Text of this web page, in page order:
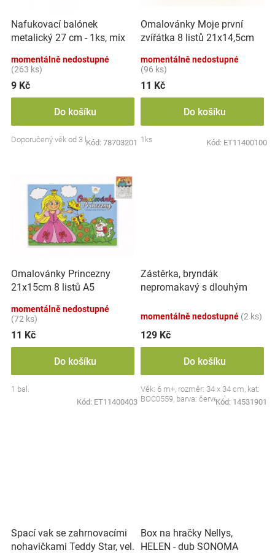
Hračkářství
ůo
d
u
k
ů
Nafukovací balónek
metalický 27 cm - 1ks, mix
momentálně nedostupné
(263 ks)
9 Kč
Do košíku
Doporučený věk od 3 letKód: 78703201
Omalovánky Moje první
zvířátka 8 listů 21x14,5cm
momentálně nedostupné
(96 ks)
11 Kč
Do košíku
1ks Kód: ET11400100
Omalovánky Princezny
21x15cm 8 listů A5
momentálně nedostupné
(72 ks)
11 Kč
Do košíku
1 bal.
Kód: ET11400403
Zástěrka, bryndák
nepromakavý s dlouhým
momentálně nedostupné (2 ks)
129 Kč
Do košíku
Věk: 6 m+, rozměr: 34 x 34 cm, kat:
BOC0559, barva: červená
Kód: 14531901
Spací vak se zahrnovacími
nohavičkami Teddy Star, vel.
Box na hračky Nellys,
HELEN - dub SONOMA